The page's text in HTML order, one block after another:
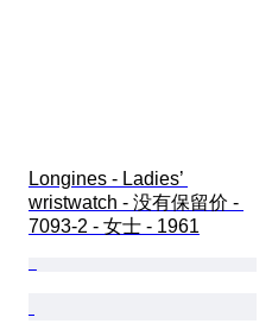
Longines - Ladies’
wristwatch - 没有保留价 -
7093-2 - 女士 - 1961